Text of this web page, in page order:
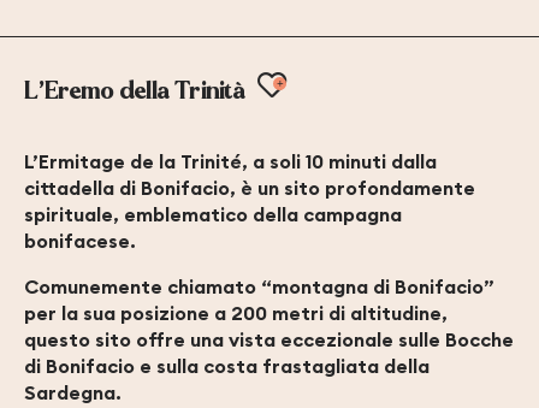
L’Eremo della Trinità Ajouter aux
L’Ermitage de la Trinité, a soli 10 minuti dalla
cittadella di Bonifacio, è un sito profondamente
spirituale, emblematico della campagna
bonifacese.
Comunemente chiamato “montagna di Bonifacio”
per la sua posizione a 200 metri di altitudine,
questo sito offre una vista eccezionale sulle Bocche
di Bonifacio e sulla costa frastagliata della
Sardegna.